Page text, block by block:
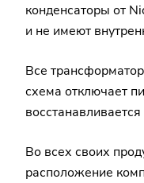
конденсаторы от
и не имеют
Все
схема отключает
Во всех своих
расположение